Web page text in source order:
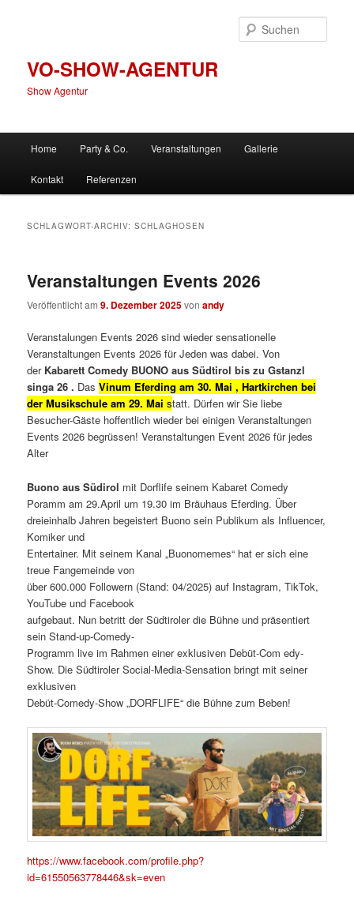
VO-SHOW-AGENTUR
Show Agentur
Home Party & Co. Veranstaltungen Gallerie
Kontakt Referenzen
SCHLAGWORT-ARCHIV:SCHLAGHOSEN
Veranstaltungen Events 2026
Veröffentlicht am9. Dezember 2025vonandy
Veranstalungen Events 2026 sind wieder sensationelle
Veranstaltungen Events 2026 für Jeden was dabei. Von
der Kabarett Comedy BUONO aus Südtirol bis zu Gstanzl
singa 26 . DasVinum Eferding am 30. Mai , Hartkirchen bei
der Musikschule am 29. Maistatt. Dürfen wir Sie liebe
Besucher-Gäste hoffentlich wieder bei einigen Veranstaltungen
Events 2026 begrüssen! Veranstaltungen Event 2026 für jedes
Alter
Buono aus Südirol mit Dorflife seinem Kabaret Comedy
Poramm am 29.April um 19.30 im Bräuhaus Eferding. Über
dreieinhalb Jahren begeistert Buono sein Publikum als Influencer,
Komiker und
Entertainer. Mit seinem Kanal „Buonomemes“ hat er sich eine
treue Fangemeinde von
über 600.000 Followern (Stand: 04/2025) auf Instagram, TikTok,
YouTube und Facebook
aufgebaut. Nun betritt der Südtiroler die Bühne und präsentiert
sein Stand-up-Comedy-
Programm live im Rahmen einer exklusiven Debüt-Com edy-
Show. Die Südtiroler Social-Media-Sensation bringt mit seiner
exklusiven
Debüt-Comedy-Show „DORFLIFE“ die Bühne zum Beben!
https://www.facebook.com/profile.php?
id=61550563778446&sk=even